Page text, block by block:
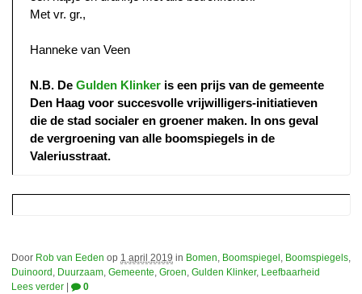
Met vr. gr.,
Hanneke van Veen
N.B. De Gulden Klinkeris een prijs van de gemeente
Den Haag voor succesvolle vrijwilligers-initiatieven
die de stad socialer en groener maken. In ons geval
de vergroening van alle boomspiegels in de
Valeriusstraat.
Door Rob van Eeden op 1 april 2019 in Bomen, Boomspiegel , Boomspiegels,
Duinoord , Duurzaam, Gemeente, Groen, Gulden Klinker, Leefbaarheid
Lees verder
0